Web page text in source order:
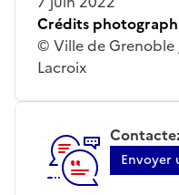
Crédits
© Ville de Grenoble
Lacroix
Envoyer